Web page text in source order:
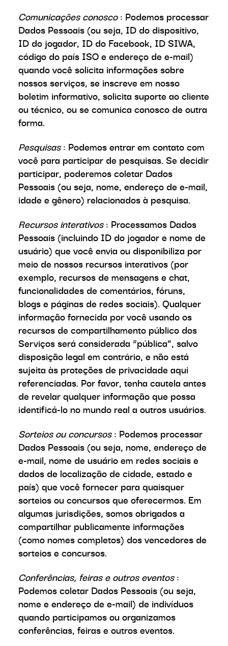
Comunicações conosco : Podemos processar
Dados Pessoais (ou seja, ID do dispositivo,
ID do jogador, ID do Facebook, ID SIWA,
código do país ISO e endereço de e-mail)
quando você solicita informações sobre
nossos serviços, se inscreve em nosso
boletim informativo, solicita suporte ao cliente
ou técnico, ou se comunica conosco de outra
forma.
Pesquisas : Podemos entrar em contato com
você para participar de pesquisas. Se decidir
participar, poderemos coletar Dados
Pessoais (ou seja, nome, endereço de e-mail,
idade e gênero) relacionados à pesquisa.
Recursos interativos : Processamos Dados
Pessoais (incluindo ID do jogador e nome de
usuário) que você envia ou disponibiliza por
meio de nossos recursos interativos (por
exemplo, recursos de mensagens e chat,
funcionalidades de comentários, fóruns,
blogs e páginas de redes sociais). Qualquer
informação fornecida por você usando os
recursos de compartilhamento público dos
Serviços será considerada “pública”, salvo
disposição legal em contrário, e não está
sujeita às proteções de privacidade aqui
referenciadas. Por favor, tenha cautela antes
de revelar qualquer informação que possa
identificá-lo no mundo real a outros usuários.
Sorteios ou concursos : Podemos processar
Dados Pessoais (ou seja, nome, endereço de
e-mail, nome de usuário em redes sociais e
dados de localização de cidade, estado e
país) que você fornecer para quaisquer
sorteios ou concursos que oferecermos. Em
algumas jurisdições, somos obrigados a
compartilhar publicamente informações
(como nomes completos) dos vencedores de
sorteios e concursos.
Conferências, feiras e outros eventos :
Podemos coletar Dados Pessoais (ou seja,
nome e endereço de e-mail) de indivíduos
quando participamos ou organizamos
conferências, feiras e outros eventos.